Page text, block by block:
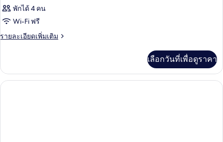
พักได้ 4 คน
Wi-Fi ฟรี
รายละเอียดเพิ่มเติม
ราย
เกี่ยว
กับ
ห้อง
เลือกวันที่เพื่อดูราคา